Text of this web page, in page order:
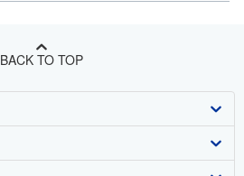
BACK TO TOP